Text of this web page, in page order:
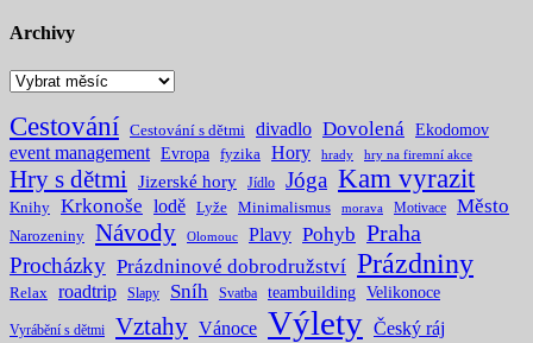
Archivy
Archivy
Cestování Cestování s dětmi divadlo Dovolená Ekodomov
event management Evropa fyzika Hory hrady hry na firemní akce
Hry s dětmi Jizerské hory Jídlo Jóga Kam vyrazit
Knihy Krkonoše lodě Lyže Minimalismus morava Motivace Město
Narozeniny Návody Olomouc Plavy Pohyb Praha
Procházky Prázdninové dobrodružství Prázdniny
Relax roadtrip Slapy Sníh Svatba teambuilding Velikonoce
Vyrábění s dětmi Vztahy Vánoce Výlety Český ráj